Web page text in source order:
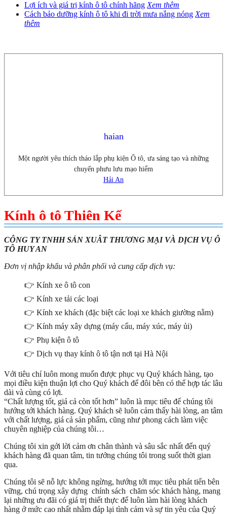
Lợi ích và giá trị kính ô tô chính hãng Xem thêm
Cách bảo dưỡng kính ô tô khi đi trời mưa nắng nóng Xem
thêm
haian
Một người yêu thích tháo lắp phụ kiện Ô tô, ưa sáng tạo và những
chuyến phưu lưu mạo hiểm
Hải An
Kính ô tô Thiên Kế
CÔNG TY TNHH SẢN XUÂT THƯƠNG MẠI VÀ DỊCH VỤ Ô
TÔ HUY AN
Đơn vị nhập khẩu và phân phối và cung cấp dịch vụ:
👉 Kính xe ô tô con
👉 Kính xe tải các loại
👉 Kính xe khách (đặc biệt các loại xe khách giường nằm)
👉 Kính máy xây dựng (máy cẩu, máy xúc, máy ủi)
👉 Phụ kiện ô tô
👉 Dịch vụ thay kính ô tô tận nơi tại Hà Nội
Với tiêu chí luôn mong muốn được phục vụ Quý khách hàng, tạo
mọi điều kiện thuận lợi cho Quý khách để đôi bên có thể hợp tác lâu
dài và cùng có lợi.
“Chất lượng tốt, giá cả còn tốt hơn” luôn là mục tiêu để chúng tôi
hướng tới khách hàng. Quý khách sẽ luôn cảm thấy hài lòng, an tâm
với chất lượng, giá cả sản phẩm, cũng như phong cách làm việc
chuyên nghiệp của chúng tôi…
Chúng tôi xin gởi lời cảm ơn chân thành và sâu sắc nhất đến quý
khách hàng đã quan tâm, tin tưởng chúng tôi trong suốt thời gian
qua.
Chúng tôi sẽ nỗ lực không ngừng, hướng tới mục tiêu phát tiển bên
vững, chú trọng xây dựng chính sách chăm sóc khách hàng, mang
lại những ưu đãi có giá trị thiết thực để luôn làm hài lòng khách
hàng ở mức cao nhất nhằm đáp lại tình cảm và sự tin yêu của Quý